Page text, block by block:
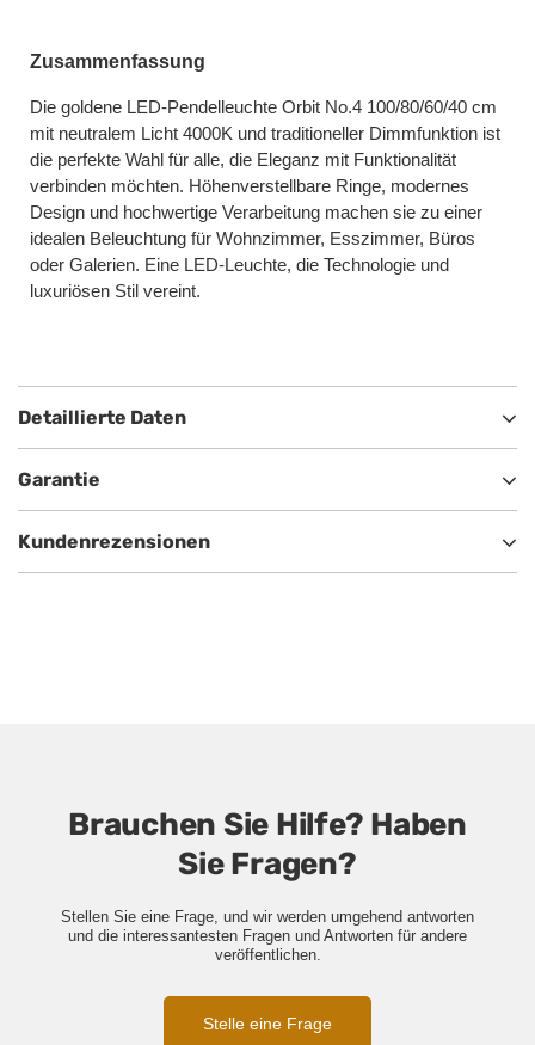
Zusammenfassung
Die goldene LED-Pendelleuchte Orbit No.4 100/80/60/40 cm
mit neutralem Licht 4000K und traditioneller Dimmfunktion ist
die perfekte Wahl für alle, die Eleganz mit Funktionalität
verbinden möchten. Höhenverstellbare Ringe, modernes
Design und hochwertige Verarbeitung machen sie zu einer
idealen Beleuchtung für Wohnzimmer, Esszimmer, Büros
oder Galerien. Eine LED-Leuchte, die Technologie und
luxuriösen Stil vereint.
Detaillierte Daten
Garantie
Kundenrezensionen
Brauchen Sie Hilfe? Haben
Sie Fragen?
Stellen Sie eine Frage, und wir werden umgehend antworten
und die interessantesten Fragen und Antworten für andere
veröffentlichen.
Stelle eine Frage